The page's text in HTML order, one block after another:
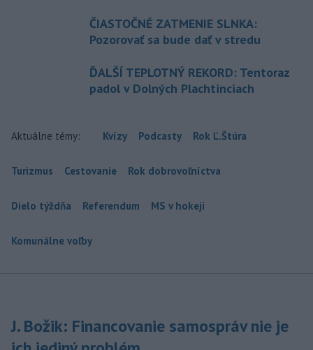
ČIASTOČNÉ ZATMENIE SLNKA:
Pozorovať sa bude dať v stredu
ĎALŠÍ TEPLOTNÝ REKORD: Tentoraz
padol v Dolných Plachtinciach
Aktuálne témy: Kvízy Podcasty Rok Ľ.Štúra
Turizmus Cestovanie Rok dobrovoľníctva
Dielo týždňa Referendum MS v hokeji
Komunálne voľby
J. Božik: Financovanie samospráv nie je